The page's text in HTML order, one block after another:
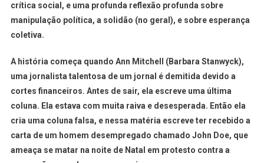
crítica social, e uma profunda reflexão profunda sobre
manipulação política, a solidão (no geral), e sobre esperança
coletiva.
A história começa quando Ann Mitchell (Barbara Stanwyck),
uma jornalista talentosa de um jornal é demitida devido a
cortes financeiros. Antes de sair, ela escreve uma última
coluna. Ela estava com muita raiva e desesperada. Então ela
cria uma coluna falsa, e nessa matéria escreve ter recebido a
carta de um homem desempregado chamado John Doe, que
ameaça se matar na noite de Natal em protesto contra a